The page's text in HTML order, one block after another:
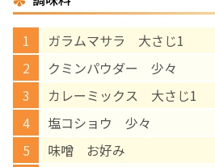
ガラムマサラ 大さじ1
クミンパウダー 少々
カレーミックス 大さじ1
塩コショウ 少々
味噌 お好み